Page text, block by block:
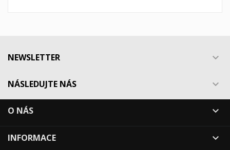
NEWSLETTER 
NÁSLEDUJTE NÁS 
O NÁS 
INFORMACE 